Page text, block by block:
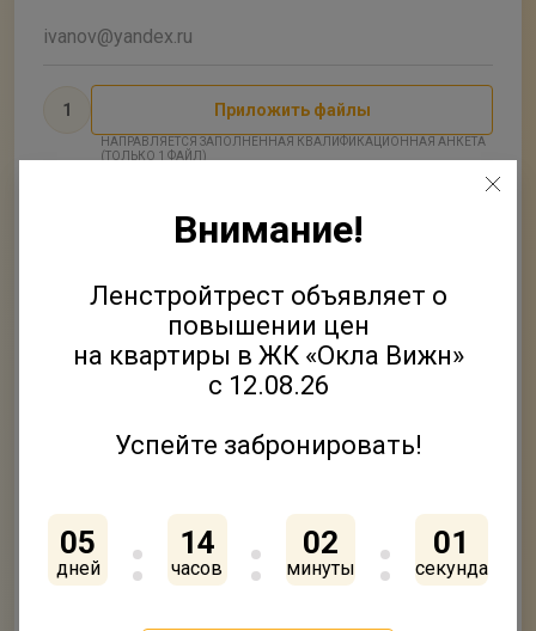
ivanov@yandex.ru
1 Приложить файлы
НАПРАВЛЯЕТСЯ ЗАПОЛНЕННАЯ КВАЛИФИКАЦИОННАЯ АНКЕТА
(ТОЛЬКО 1 ФАЙЛ)
Приложить файлы
Приложить файлы
ФАЙЛ
Нажимая кнопку «Отправить» вы подтверждаете своё
Внимание!
Ленстройтрест объявляет о
повышении цен
на квартиры в ЖК «Окла Вижн»
с 12.08.26
Успейте забронировать!
05
дней
14
часов
02
минуты
01
секунда